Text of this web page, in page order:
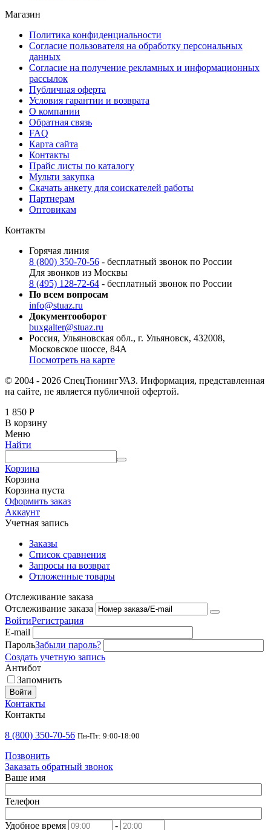
Магазин
Политика конфиденциальности
Согласие пользователя на обработку персональных
данных
Согласие на получение рекламных и информационных
рассылок
Публичная оферта
Условия гарантии и возврата
О компании
Обратная связь
FAQ
Карта сайта
Контакты
Прайс листы по каталогу
Мульти закупка
Скачать анкету для соискателей работы
Партнерам
Оптовикам
Контакты
Горячая линия
8 (800) 350-70-56 - бесплатный звонок по России
Для звонков из Москвы
8 (495) 128-72-64 - бесплатный звонок по России
По всем вопросам
info@stuaz.ru
Документооборот
buxgalter@stuaz.ru
Россия, Ульяновская обл., г. Ульяновск, 432008,
Московское шоссе, 84А
Посмотреть на карте
© 2004 - 2026 СпецТюнингУАЗ. Информация, представленная
на сайте, не является публичной офертой.
1 850 Р
В корзину
Меню
Найти
Корзина
Корзина
Корзина пуста
Оформить заказ
Аккаунт
Учетная запись
Заказы
Список сравнения
Запросы на возврат
Отложенные товары
Отслеживание заказа
Отслеживание заказа
ВойтиРегистрация
E-mail
ПарольЗабыли пароль?
Создать учетную запись
Антибот
Запомнить
Войти
Контакты
Контакты
8 (800) 350-70-56 Пн-Пт: 9:00-18:00
Позвонить
Заказать обратный звонок
Ваше имя
Телефон
Удобное время -